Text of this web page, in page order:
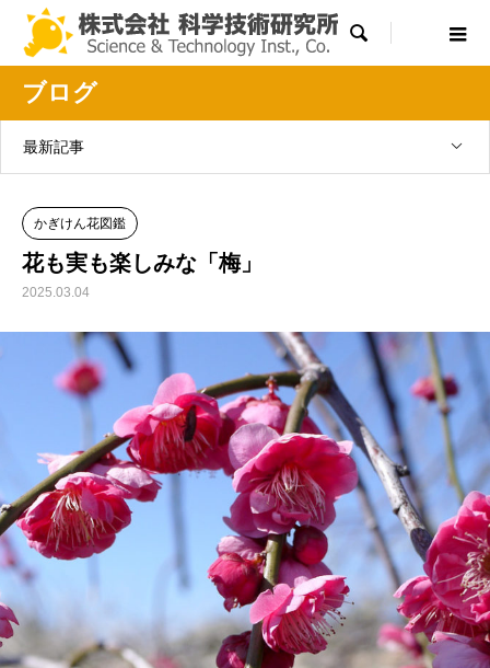

ブログ
最新記事
かぎけん花図鑑
花も実も楽しみな「梅」
2025.03.04